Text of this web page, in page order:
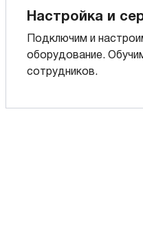
Настройка и
Подключим и
оборудование.
сотрудников.